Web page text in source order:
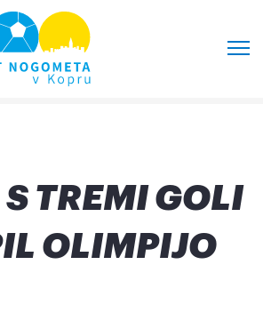
S TREMI GOLI
OLIMPIJO